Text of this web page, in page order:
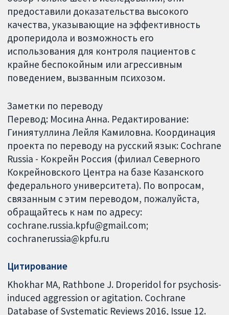
предоставили доказательства высокого
качества, указывающие на эффективность
дроперидола и возможность его
использования для контроля пациентов с
крайне беспокойным или агрессивным
поведением, вызванным психозом.
Заметки по переводу
Перевод: Мосина Анна. Редактирование:
Гиниятуллина Лейля Камиловна. Координация
проекта по переводу на русский язык: Cochrane
Russia - Кокрейн Россия (филиал Северного
Кокрейновского Центра на базе Казанского
федерального университета). По вопросам,
связанным с этим переводом, пожалуйста,
обращайтесь к нам по адресу:
cochrane.russia.kpfu@gmail.com;
cochranerussia@kpfu.ru
Цитирование
Khokhar MA, Rathbone J. Droperidol for psychosis-
induced aggression or agitation. Cochrane
Database of Systematic Reviews 2016, Issue 12.